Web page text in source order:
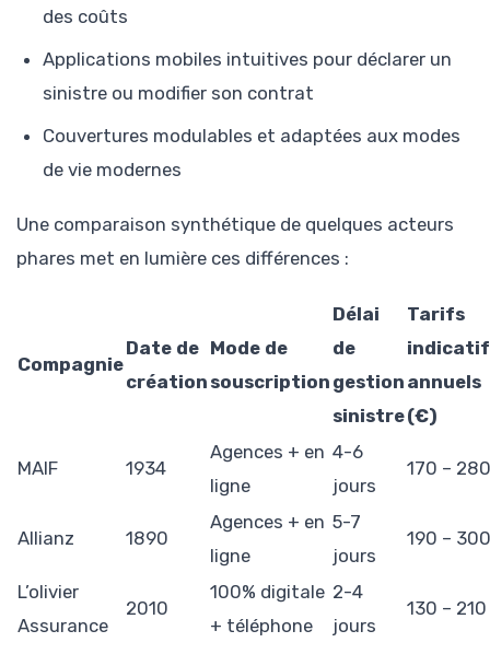
des coûts
Applications mobiles intuitives pour déclarer un
sinistre ou modifier son contrat
Couvertures modulables et adaptées aux modes
de vie modernes
Une comparaison synthétique de quelques acteurs
phares met en lumière ces différences :
Compagnie
Date de
création
Mode de
souscription
Délai
de
gestion
sinistre
Tarifs
annuels
(€)
MAIF 1934
Agences + en
ligne
4-6
jours
170 – 280
Allianz 1890
Agences + en
ligne
5-7
jours
190 – 300
L’olivier
Assurance
2010
100% digitale
+ téléphone
2-4
jours
130 – 210